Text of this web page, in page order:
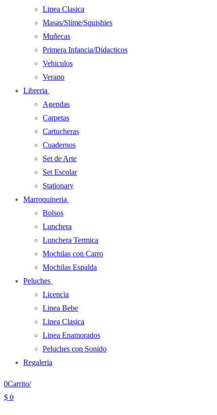
Linea Clasica
Masas/Slime/Squishies
Muñecas
Primera Infancia/Didacticos
Vehiculos
Verano
Libreria
Agendas
Carpetas
Cartucheras
Cuadernos
Set de Arte
Set Escolar
Stationary
Marroquineria
Bolsos
Lunchera
Lunchera Termica
Mochilas con Carro
Mochilas Espalda
Peluches
Licencia
Linea Bebe
Linea Clasica
Linea Enamorados
Peluches con Sonido
Regaleria
0Carrito/
$ 0